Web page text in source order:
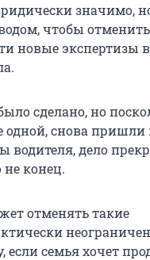
значимо,
чтобы
новые экспертизы
сделано, но
одной, снова пришли
водителя, дело
не конец.
отменять такие
если семья хочет